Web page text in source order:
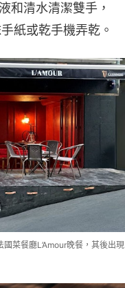
和清水清潔雙手，
紙或乾手機弄乾。
菜餐廳L’Amour晚餐，其後出現